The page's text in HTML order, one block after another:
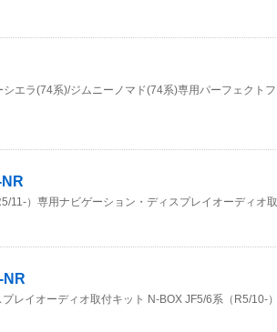
エラ(74系)/ジムニーノマド(74系)専用パーフェクト
11-）専用ナビゲーション・ディスプレイオーディオ
NR
レイオーディオ取付キット N-BOX JF5/6系（R5/10-